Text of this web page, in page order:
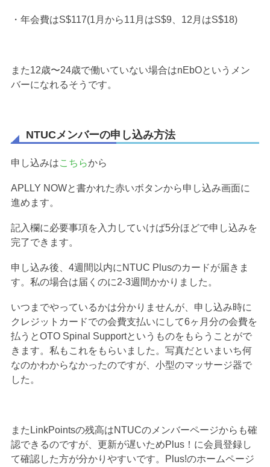
・年会費はS$117(1月から11月はS$9、12月はS$18)
また12歳〜24歳で働いていない場合はnEbOというメン
バーになれるそうです。
NTUCメンバーの申し込み方法
申し込みはこちらから
APLLY NOWと書かれた赤いボタンから申し込み画面に
進めます。
記入欄に必要事項を入力していけば5分ほどで申し込みを
完了できます。
申し込み後、4週間以内にNTUC Plusのカードが届きま
す。私の場合は届くのに2-3週間かかりました。
いつまでやっているかは分かりませんが、申し込み時に
クレジットカードでの会費支払いにして6ヶ月分の会費を
払うとOTO Spinal Supportというものをもらうことがで
きます。私もこれをもらいました。写真だといまいち何
なのかわからなかったのですが、小型のマッサージ器で
した。
またLinkPointsの残高はNTUCのメンバーページからも確
認できるのですが、更新が遅いためPlus！に会員登録し
て確認した方が分かりやすいです。Plus!のホームページ